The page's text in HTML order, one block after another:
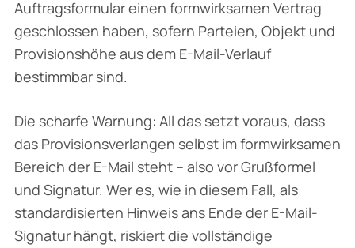
Auftragsformular einen formwirksamen Vertrag
geschlossen haben, sofern Parteien, Objekt und
Provisionshöhe aus dem E-Mail-Verlauf
bestimmbar sind.
Die scharfe Warnung: All das setzt voraus, dass
das Provisionsverlangen selbst im formwirksamen
Bereich der E-Mail steht – also vor Grußformel
und Signatur. Wer es, wie in diesem Fall, als
standardisierten Hinweis ans Ende der E-Mail-
Signatur hängt, riskiert die vollständige